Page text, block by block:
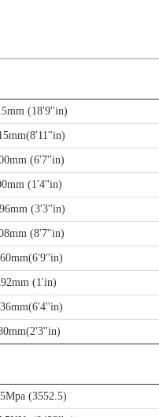
(18'9''in)
(6'7''in)
(1'4''in)
(3'3''in)
(8'7''in)
(1'in)
(3552.5)